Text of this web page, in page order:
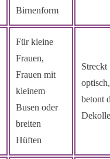
Birnenform
Für kleine
Frauen,
Frauen mit
kleinem
Busen oder
breiten
Hüften
Streckt
optisch,
betont